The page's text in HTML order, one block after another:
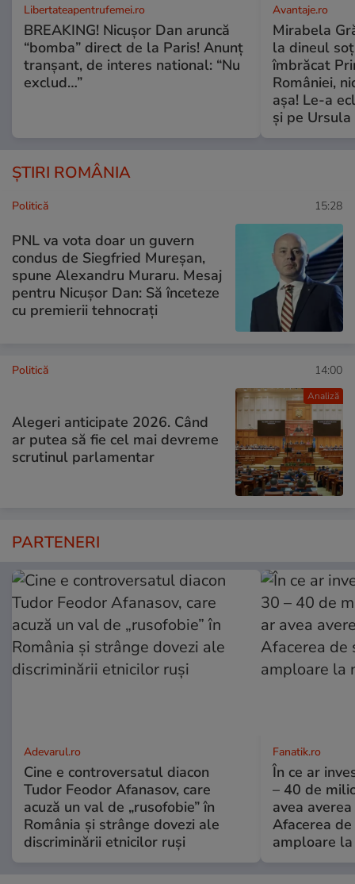
Libertateapentrufemei.ro
BREAKING! Nicușor Dan aruncă
“bomba” direct de la Paris! Anunț
tranșant, de interes national: “Nu
exclud…”
Avantaje.ro
Mirabela
la dineul
îmbrăcat
României,
așa! Le-a
și pe
ȘTIRI ROMÂNIA
Politică 15:28
PNL va vota doar un guvern
condus de Siegfried Mureșan,
spune Alexandru Muraru. Mesaj
pentru Nicușor Dan: Să înceteze
cu premierii tehnocrați
Analiză
Politică 14:00
Alegeri anticipate 2026. Când
ar putea să fie cel mai devreme
scrutinul parlamentar
PARTENERI
Adevarul.ro
Cine e controversatul diacon
Tudor Feodor Afanasov, care
acuză un val de „rusofobie” în
România și strânge dovezi ale
discriminării etnicilor ruși
Fanatik.ro
În ce ar
– 40 de
avea
Afacerea
amploare